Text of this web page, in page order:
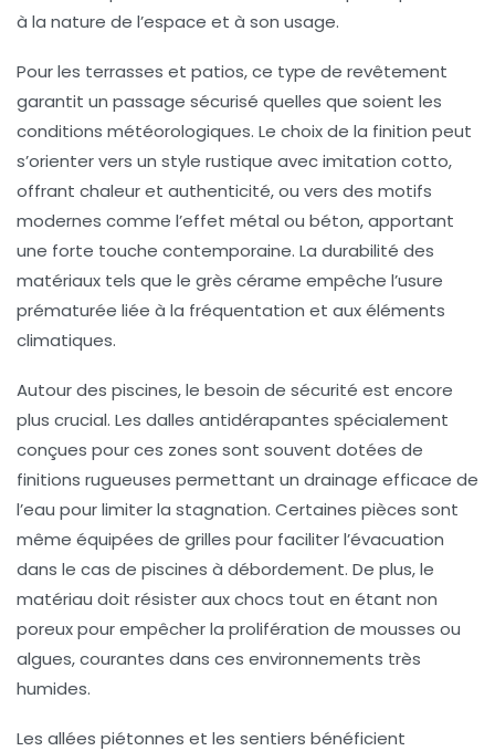
à la nature de l’espace et à son usage.
Pour les terrasses et patios, ce type de revêtement
garantit un passage sécurisé quelles que soient les
conditions météorologiques. Le choix de la finition peut
s’orienter vers un style rustique avec imitation cotto,
offrant chaleur et authenticité, ou vers des motifs
modernes comme l’effet métal ou béton, apportant
une forte touche contemporaine. La durabilité des
matériaux tels que le grès cérame empêche l’usure
prématurée liée à la fréquentation et aux éléments
climatiques.
Autour des piscines, le besoin de sécurité est encore
plus crucial. Les dalles antidérapantes spécialement
conçues pour ces zones sont souvent dotées de
finitions rugueuses permettant un drainage efficace de
l’eau pour limiter la stagnation. Certaines pièces sont
même équipées de grilles pour faciliter l’évacuation
dans le cas de piscines à débordement. De plus, le
matériau doit résister aux chocs tout en étant non
poreux pour empêcher la prolifération de mousses ou
algues, courantes dans ces environnements très
humides.
Les allées piétonnes et les sentiers bénéficient